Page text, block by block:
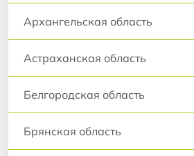
Архангельская область
Астраханская область
Белгородская область
Брянская область